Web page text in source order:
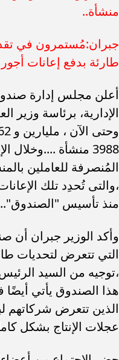
منشأة..
جبران:مُستمرون في
طارئة بدفع إعانات أجور
أعلن مجلس إدارة صندوق
3988 منشأة
المُنصرفة للعاملين
،والتى تُحدِد تلك
منذ تأسيس "الصندوق"..
وأكد الوزير جبران
التي تتعرض لتحديات
،توجيه من السيد
هذا الصندوق يأتي
الذين تتعرض شركاتهم
عجلات الإنتاج بشكل